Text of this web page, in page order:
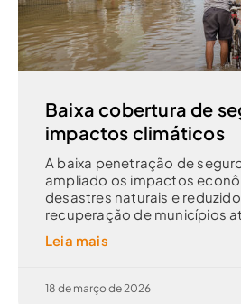
Baixa cobertura de
impactos climáticos
A baixa penetração de
ampliado os impactos
desastres naturais e
recuperação de municípios
Leia mais
18 de março de 2026